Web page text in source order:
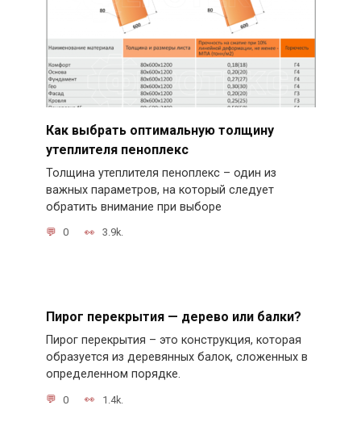
Как выбрать оптимальную толщину
утеплителя пеноплекс
Толщина утеплителя пеноплекс – один из
важных параметров, на который следует
обратить внимание при выборе
0 3.9k.
Пирог перекрытия — дерево или балки?
Пирог перекрытия – это конструкция, которая
образуется из деревянных балок, сложенных в
определенном порядке.
0 1.4k.